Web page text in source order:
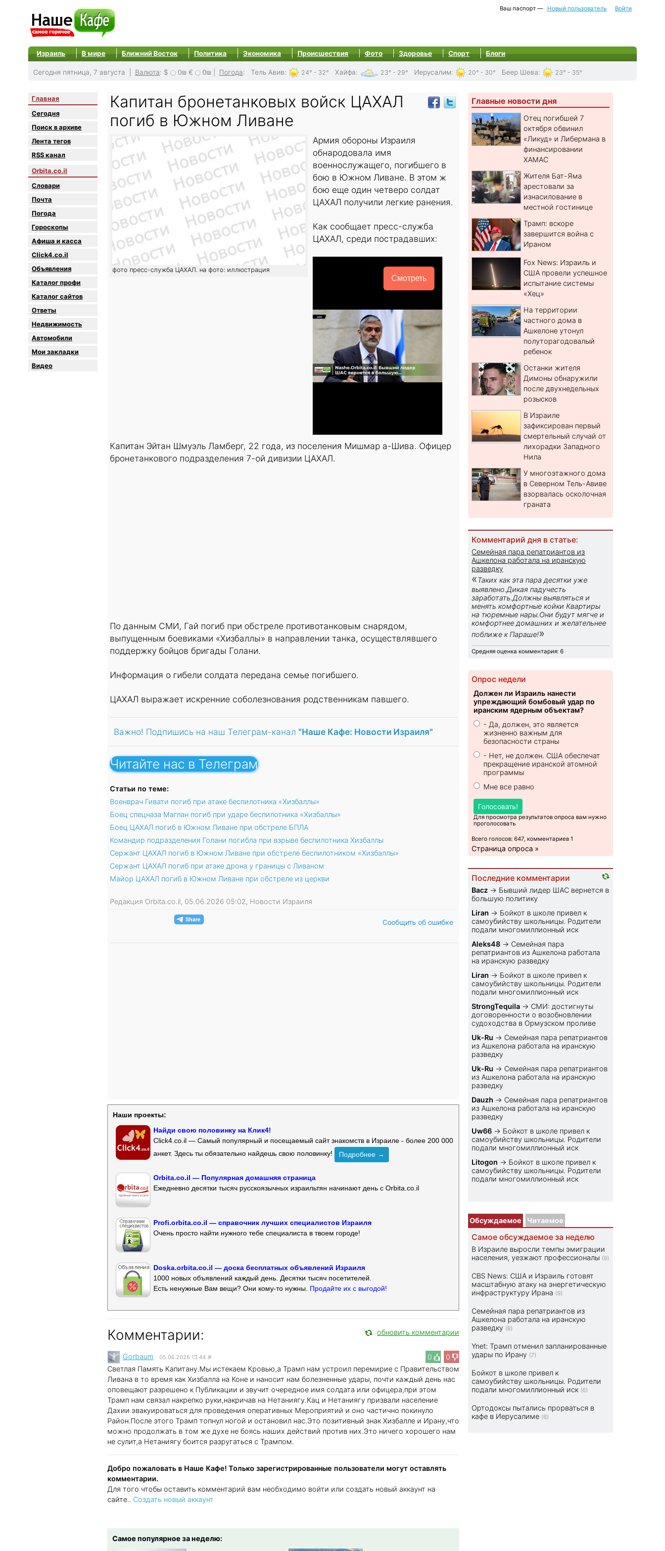
Ваш паспорт — Новый пользователь Войти
Израиль В мире Ближний Восток Политика Экономика Происшествия Фото Здоровье Спорт Блоги
Сегодня пятница, 7 августа | Валюта: $ 0₪ € 0₪ Погода: Тель Авив: 24° - 32° Хайфа: 23° - 29° Иерусалим: 20° - 30° Беер Шева: 23° - 35°
Главная
Сегодня
Поиск в архиве
Лента тегов
RSS канал
Orbita.co.il
Словари
Почта
Погода
Гороскопы
Афиша и касса
Click4.co.il
Объявления
Каталог профи
Каталог сайтов
Oтветы
Недвижимость
Автомобили
Мои закладки
Видео
Капитан бронетанковых войск ЦАХАЛ
погиб в Южном Ливане
фото пресс-служба ЦАХАЛ. на фото: иллюстрация
Армия обороны Израиля
обнародовала имя
военнослужащего, погибшего в
бою в Южном Ливане. В этом ж
бою еще один четверо солдат
ЦАХАЛ получили легкие ранения.
Как сообщает пресс-служба
ЦАХАЛ, среди пострадавших:
Смотреть
Капитан Эйтан Шмуэль Ламберг, 22 года, из поселения Мишмар а-Шива. Офицер
бронетанкового подразделения 7-ой дивизии ЦАХАЛ.
По данным СМИ, Гай погиб при обстреле противотанковым снарядом,
выпущенным боевиками «Хизбаллы» в направлении танка, осуществлявшего
поддержку бойцов бригады Голани.
Информация о гибели солдата передана семье погибшего.
ЦАХАЛ выражает искренние соболезнования родственникам павшего.
Важно! Подпишись на наш Телеграм-канал "Наше Кафе: Новости Израиля"
Читайте нас в Телеграм
Статьи по теме:
Военврач Гивати погиб при атаке беспилотника «Хизбаллы»
Боец спецназа Маглан погиб при ударе беспилотника «Хизбаллы»
Боец ЦАХАЛ погиб в Южном Ливане при обстреле БПЛА
Командир подразделения Голани погибла при взрыве беспилотника Хизбаллы
Сержант ЦАХАЛ погиб в Южном Ливане при обстреле беспилотником «Хизбаллы»
Сержант ЦАХАЛ погиб при атаке дрона у границы с Ливаном
Майор ЦАХАЛ погиб в Южном Ливане при обстреле из церкви
Редакция Orbita.co.il, 05.06.2026 05:02, Новости Израиля
Сообщить об ошибке
Наши проекты:
Найди свою половинку на Клик4!
Click4.co.il — Самый популярный и посещаемый сайт знакомств в Израиле - более 200 000
анкет. Здесь ты обязательно найдешь свою половинку!
Подробнее →
Orbita.co.il — Популярная домашняя страница
Ежедневно десятки тысяч русскоязычных израильтян начинают день с Orbita.co.il
Profi.orbita.co.il — справочник лучших специалистов Израиля
Очень просто найти нужного тебе специалиста в твоем городе!
Doska.orbita.co.il — доска бесплатных объявлений Израиля
1000 новых объявлений каждый день. Десятки тысяч посетителей.
Есть ненужные Вам вещи? Они кому-то нужны. Продайте их с выгодой!
Комментарии: обновить комментарии
0 0
Gorbaum 05.06.2026 13:44 #
Светлая Память Капитану.Мы истекаем Кровью,а Трамп нам устроил перемирие с Правительством
Ливана в то время как Хизбалла на Коне и наносит нам болезненные удары, почти каждый день нас
оповещают разрешено к Публикации и звучит очередное имя солдата или офицера,при этом
Трамп нам связал накрепко руки,накричав на Нетаниягу.Кац и Нетаниягу призвали население
Дахии эвакуироваться для проведения оперативных Мероприятий и оно частично покинуло
Район.После этого Трамп топнул ногой и остановил нас.Это позитивный знак Хизбалле и Ирану,что
можно продолжать в том же духе не боясь наших действий против них.Это ничего хорошего нам
не сулит,а Нетаниягу боится разругаться с Трампом.
Добро пожаловать в Наше Кафе! Только зарегистрированные пользователи могут оставлять
комментарии.
Для того чтобы оставить комментарий вам необходимо войти или создать новый аккаунт на
сайте.. Создать новый аккаунт
Самое популярное за неделю:
Главные новости дня
Отец погибшей 7
октября обвинил
«Ликуд» и Либермана в
финансировании
ХАМАС
Жителя Бат-Яма
арестовали за
изнасилование в
местной гостинице
Трамп: вскоре
завершится война с
Ираном
Fox News: Израиль и
США провели успешное
испытание системы
«Хец»
На территории
частного дома в
Ашкелоне утонул
полуторагодовалый
ребенок
Останки жителя
Димоны обнаружили
после двухнедельных
розысков
В Израиле
зафиксирован первый
смертельный случай от
лихорадки Западного
Нила
У многоэтажного дома
в Северном Тель-Авиве
взорвалась осколочная
граната
Комментарий дня в статье:
Семейная пара репатриантов из
Ашкелона работала на иранскую
разведку
«Таких как эта пара десятки уже
выявлено.Дикая падучесть
заработать.Должны выявляться и
менять комфортные койки Квартиры
на тюремные нары.Они будут мягче и
комфортнее домашних и желательнее
поближе к Параше!»
Средняя оценка комментария: 6
Опрос недели
Должен ли Израиль нанести
упреждающий бомбовый удар по
иранским ядерным объектам?
- Да, должен, это является
жизненно важным для
безопасности страны
- Нет, не должен. США обеспечат
прекращение иранской атомной
программы
Мне все равно
Голосовать!
Для просмотра результатов опроса вам нужно
проголосовать
Всего голосов: 647, комментариев 1
Страница опроса »
Последние комментарии
Bacz → Бывший лидер ШАС вернется в
большую политику
Liran → Бойкот в школе привел к
самоубийству школьницы. Родители
подали многомиллионный иск
Aleks48 → Семейная пара
репатриантов из Ашкелона работала
на иранскую разведку
Liran → Бойкот в школе привел к
самоубийству школьницы. Родители
подали многомиллионный иск
StrongTequila → СМИ: достигнуты
договоренности о возобновлении
судоходства в Ормузском проливе
Uk-Ru → Семейная пара репатриантов
из Ашкелона работала на иранскую
разведку
Uk-Ru → Семейная пара репатриантов
из Ашкелона работала на иранскую
разведку
Dauzh → Семейная пара репатриантов
из Ашкелона работала на иранскую
разведку
Uw66 → Бойкот в школе привел к
самоубийству школьницы. Родители
подали многомиллионный иск
Litogon → Бойкот в школе привел к
самоубийству школьницы. Родители
подали многомиллионный иск
Обсуждаемое Читаемое
Самое обсуждаемое за неделю
В Израиле выросли темпы эмиграции
населения, уезжают профессионалы (9)
CBS News: США и Израиль готовят
масштабную атаку на энергетическую
инфраструктуру Ирана (9)
Семейная пара репатриантов из
Ашкелона работала на иранскую
разведку (8)
Ynet: Трамп отменил запланированные
удары по Ирану (7)
Бойкот в школе привел к
самоубийству школьницы. Родители
подали многомиллионный иск (6)
Ортодоксы пытались прорваться в
кафе в Иерусалиме (6)